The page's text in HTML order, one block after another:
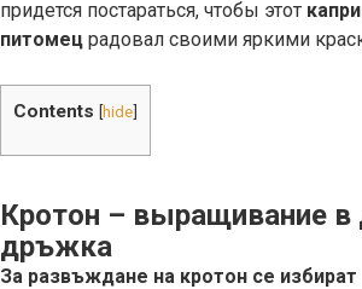
придется постараться, чтобы этот
питомец радовал своими яркими
Contents [hide]
Кротон – выращивание
дръжка
За развъждане на кротон се избират